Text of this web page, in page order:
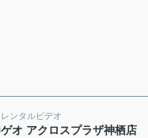
レンタルビデオ
ゲオ アクロスプラザ神栖店